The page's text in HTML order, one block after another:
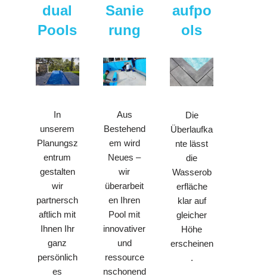
dual
Pools
In
unserem
Planungsz
entrum
gestalten
wir
partnersch
aftlich mit
Ihnen Ihr
ganz
persönlich
es
Sanie
rung
Aus
Bestehend
em wird
Neues –
wir
überarbeit
en Ihren
Pool mit
innovativer
und
ressource
nschonend
aufpo
ols
Die
Überlaufka
nte lässt
die
Wasserob
erfläche
klar auf
gleicher
Höhe
erscheinen
.